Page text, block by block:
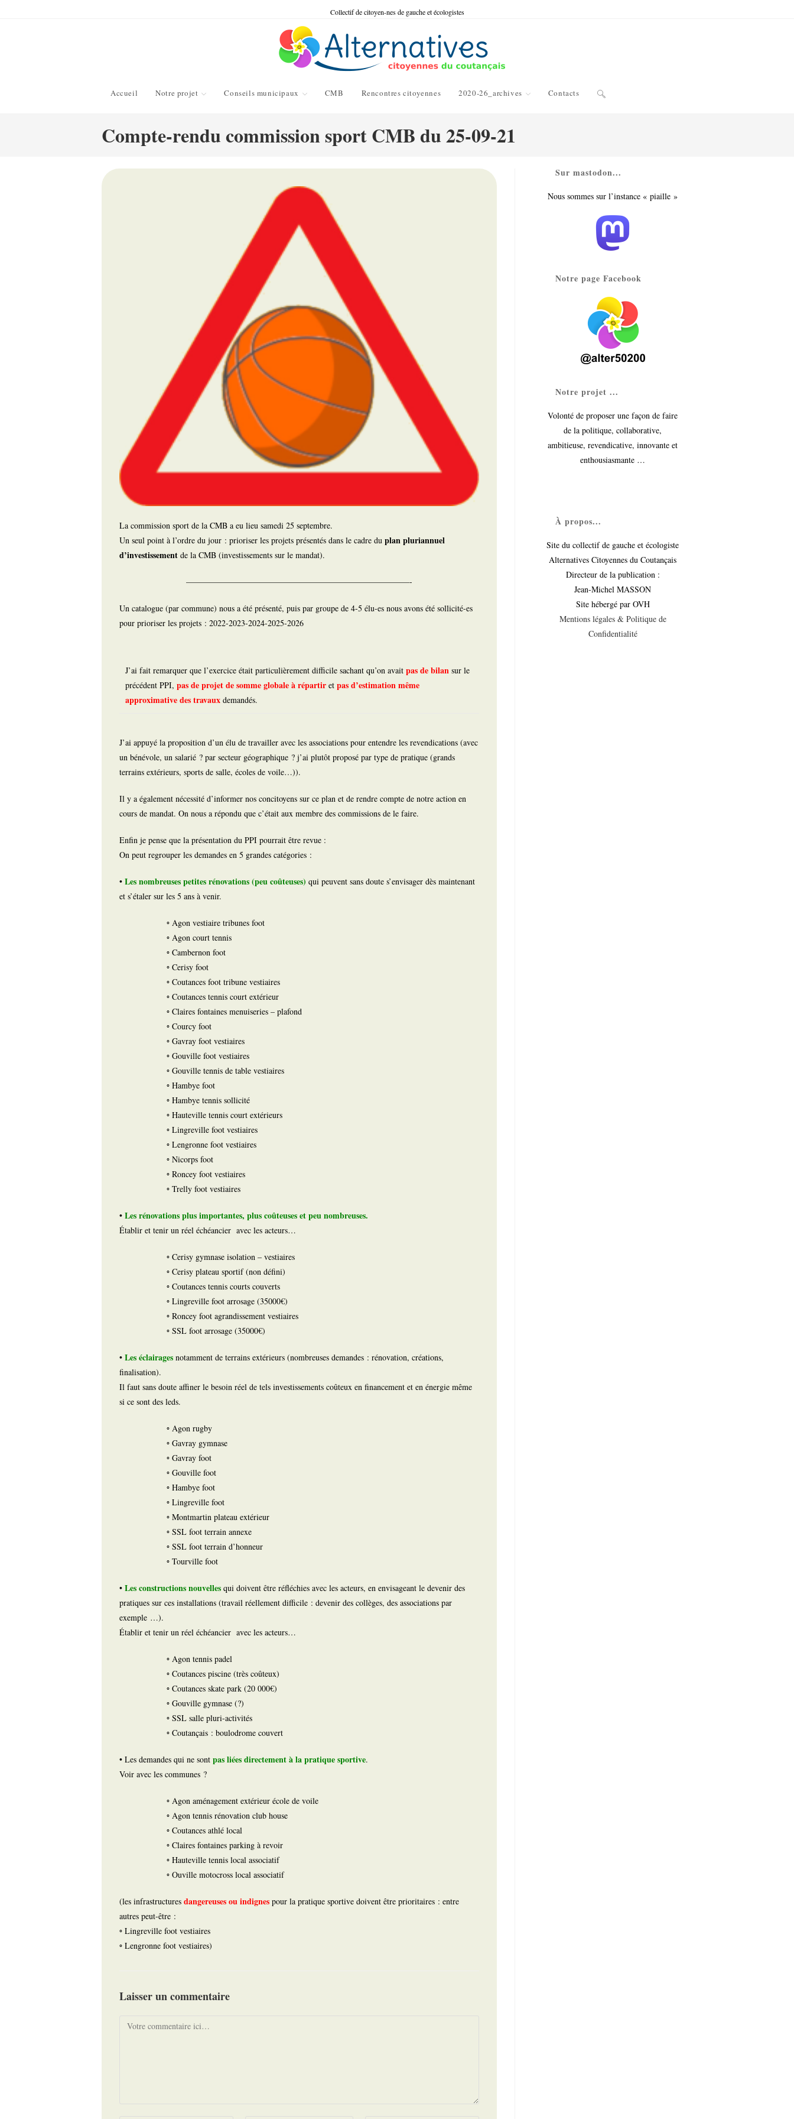
Collectif de citoyen-nes de gauche et écologistes
Accueil Notre projet Conseils municipaux CMB Rencontres citoyennes 2020-26_archives Contacts Toggle
search
Compte-rendu commission sport CMB du 25-09-21
La commission sport de la CMB a eu lieu samedi 25 septembre.
Un seul point à l’ordre du jour : prioriser les projets présentés dans le cadre du plan pluriannuel
d’investissement de la CMB (investissements sur le mandat).
———————————————————————————-
Un catalogue (par commune) nous a été présenté, puis par groupe de 4-5 élu-es nous avons été sollicité-es
pour prioriser les projets : 2022-2023-2024-2025-2026
J’ai fait remarquer que l’exercice était particulièrement difficile sachant qu’on avait pas de bilan sur le
précédent PPI, pas de projet de somme globale à répartir et pas d’estimation même
approximative des travaux demandés.
J’ai appuyé la proposition d’un élu de travailler avec les associations pour entendre les revendications (avec
un bénévole, un salarié ? par secteur géographique ? j’ai plutôt proposé par type de pratique (grands
terrains extérieurs, sports de salle, écoles de voile…)).
Il y a également nécessité d’informer nos concitoyens sur ce plan et de rendre compte de notre action en
cours de mandat. On nous a répondu que c’était aux membre des commissions de le faire.
Enfin je pense que la présentation du PPI pourrait être revue :
On peut regrouper les demandes en 5 grandes catégories :
• Les nombreuses petites rénovations (peu coûteuses) qui peuvent sans doute s’envisager dès maintenant
et s’étaler sur les 5 ans à venir.
◦ Agon vestiaire tribunes foot
◦ Agon court tennis
◦ Cambernon foot
◦ Cerisy foot
◦ Coutances foot tribune vestiaires
◦ Coutances tennis court extérieur
◦ Claires fontaines menuiseries – plafond
◦ Courcy foot
◦ Gavray foot vestiaires
◦ Gouville foot vestiaires
◦ Gouville tennis de table vestiaires
◦ Hambye foot
◦ Hambye tennis sollicité
◦ Hauteville tennis court extérieurs
◦ Lingreville foot vestiaires
◦ Lengronne foot vestiaires
◦ Nicorps foot
◦ Roncey foot vestiaires
◦ Trelly foot vestiaires
• Les rénovations plus importantes, plus coûteuses et peu nombreuses.
Établir et tenir un réel échéancier avec les acteurs…
◦ Cerisy gymnase isolation – vestiaires
◦ Cerisy plateau sportif (non défini)
◦ Coutances tennis courts couverts
◦ Lingreville foot arrosage (35000€)
◦ Roncey foot agrandissement vestiaires
◦ SSL foot arrosage (35000€)
• Les éclairages notamment de terrains extérieurs (nombreuses demandes : rénovation, créations,
finalisation).
Il faut sans doute affiner le besoin réel de tels investissements coûteux en financement et en énergie même
si ce sont des leds.
◦ Agon rugby
◦ Gavray gymnase
◦ Gavray foot
◦ Gouville foot
◦ Hambye foot
◦ Lingreville foot
◦ Montmartin plateau extérieur
◦ SSL foot terrain annexe
◦ SSL foot terrain d’honneur
◦ Tourville foot
• Les constructions nouvelles qui doivent être réfléchies avec les acteurs, en envisageant le devenir des
pratiques sur ces installations (travail réellement difficile : devenir des collèges, des associations par
exemple …).
Établir et tenir un réel échéancier avec les acteurs…
◦ Agon tennis padel
◦ Coutances piscine (très coûteux)
◦ Coutances skate park (20 000€)
◦ Gouville gymnase (?)
◦ SSL salle pluri-activités
◦ Coutançais : boulodrome couvert
• Les demandes qui ne sont pas liées directement à la pratique sportive.
Voir avec les communes ?
◦ Agon aménagement extérieur école de voile
◦ Agon tennis rénovation club house
◦ Coutances athlé local
◦ Claires fontaines parking à revoir
◦ Hauteville tennis local associatif
◦ Ouville motocross local associatif
(les infrastructures dangereuses ou indignes pour la pratique sportive doivent être prioritaires : entre
autres peut-être :
◦ Lingreville foot vestiaires
◦ Lengronne foot vestiaires)
Laisser un commentaire
Comment
Sur mastodon...
Nous sommes sur l’instance « piaille »
Notre page Facebook
Notre projet ...
Volonté de proposer une façon de faire
de la politique, collaborative,
ambitieuse, revendicative, innovante et
enthousiasmante …
À propos...
Site du collectif de gauche et écologiste
Alternatives Citoyennes du Coutançais
Directeur de la publication :
Jean-Michel MASSON
Site hébergé par OVH
Mentions légales & Politique de
Confidentialité